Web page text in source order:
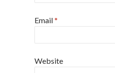
Email*
Website